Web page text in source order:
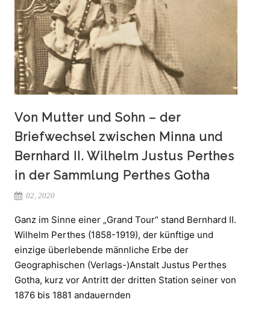
Von Mutter und Sohn – der
Briefwechsel zwischen Minna und
Bernhard II. Wilhelm Justus Perthes
in der Sammlung Perthes Gotha
02, 2020
Ganz im Sinne einer „Grand Tour“ stand Bernhard II.
Wilhelm Perthes (1858-1919), der künftige und
einzige überlebende männliche Erbe der
Geographischen (Verlags-)Anstalt Justus Perthes
Gotha, kurz vor Antritt der dritten Station seiner von
1876 bis 1881 andauernden